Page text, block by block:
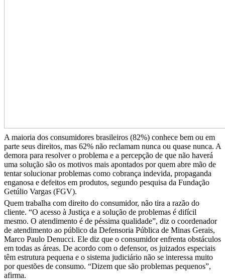
A maioria dos consumidores brasileiros (82%) conhece bem ou em
parte seus direitos, mas 62% não reclamam nunca ou quase nunca. A
demora para resolver o problema e a percepção de que não haverá
uma solução são os motivos mais apontados por quem abre mão de
tentar solucionar problemas como cobrança indevida, propaganda
enganosa e defeitos em produtos, segundo pesquisa da Fundação
Getúlio Vargas (FGV).
Quem trabalha com direito do consumidor, não tira a razão do
cliente. “O acesso à Justiça e a solução de problemas é difícil
mesmo. O atendimento é de péssima qualidade”, diz o coordenador
de atendimento ao público da Defensoria Pública de Minas Gerais,
Marco Paulo Denucci. Ele diz que o consumidor enfrenta obstáculos
em todas as áreas. De acordo com o defensor, os juizados especiais
têm estrutura pequena e o sistema judiciário não se interessa muito
por questões de consumo. “Dizem que são problemas pequenos”,
afirma.